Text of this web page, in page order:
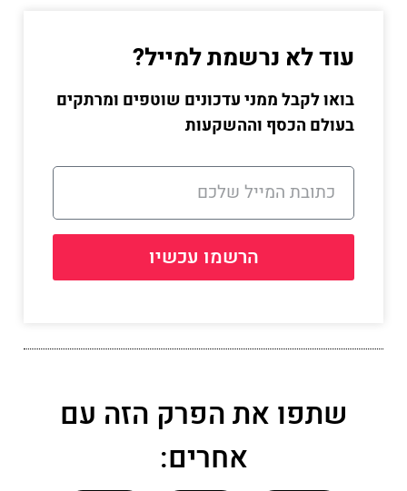
עוד לא נרשמת למייל?
בואו לקבל ממני עדכונים שוטפים ומרתקים
בעולם הכסף וההשקעות
הרשמו עכשיו
שתפו את הפרק הזה עם
אחרים: